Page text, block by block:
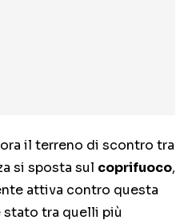
il terreno di scontro tra
si sposta sul coprifuoco,
attiva contro questa
stato tra quelli più